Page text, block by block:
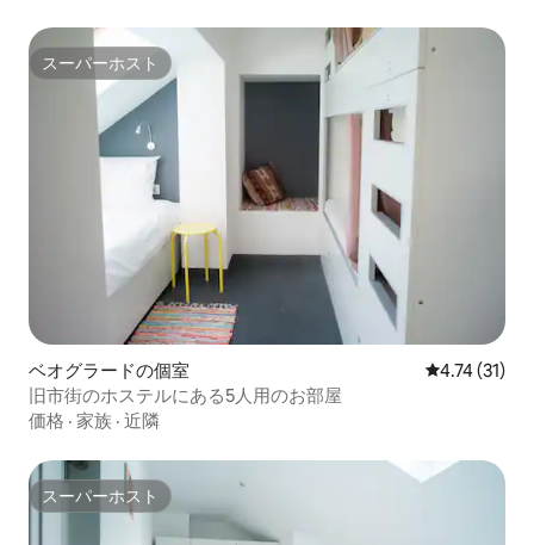
スーパーホスト
スーパーホスト
ベオグラードの個室 レビュー31
4.74 (31)
旧市街のホステルにある5人用のお部屋
価格 · 家族 · 近隣
スーパーホスト
スーパーホスト